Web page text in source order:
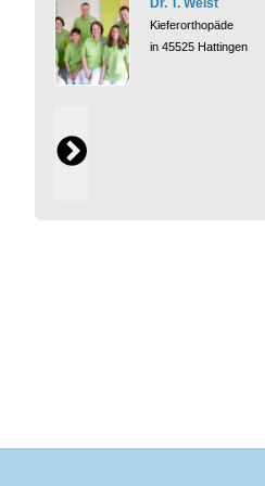
Kieferorthopäde
in 45525 Hattingen